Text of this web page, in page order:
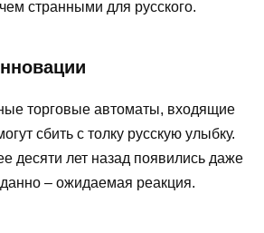
странными для русского.
торговые автоматы, входящие
сбить с толку русскую улыбку.
десяти лет назад появились даже
– ожидаемая реакция.